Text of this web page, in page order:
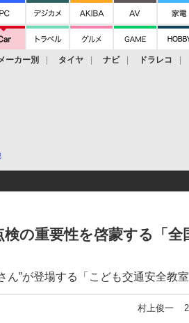
ーカー別 タイヤ ナビ ドラレコ
の重要性を啓蒙する「全
ん”が登場する「こども交通安全教
村上俊一